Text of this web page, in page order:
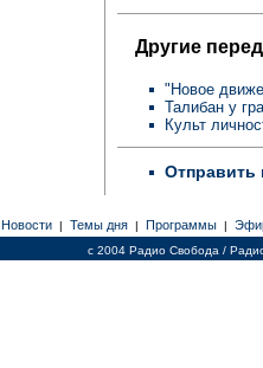
Другие
"Новое
Талибан у
Культ
Отправить
Новости | Темы дня | Программы |
c 2004 Радио Свобода /